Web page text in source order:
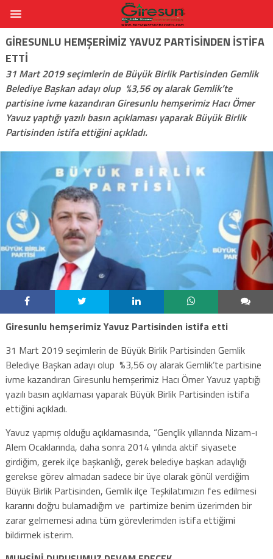
GIRESUNLU HEMŞERIMIZ YAVUZ PARTISINDEN ISTIFA
ETTI
31 Mart 2019 seçimlerin de Büyük Birlik Partisinden Gemlik
Belediye Başkan adayı olup %3,56 oy alarak Gemlik’te
partisine ivme kazandıran Giresunlu hemşerimiz Hacı Ömer
Yavuz yaptığı yazılı basın açıklaması yaparak Büyük Birlik
Partisinden istifa ettiğini açıkladı.
Giresunlu hemşerimiz Yavuz Partisinden istifa etti
31 Mart 2019 seçimlerin de Büyük Birlik Partisinden Gemlik
Belediye Başkan adayı olup %3,56 oy alarak Gemlik’te partisine
ivme kazandıran Giresunlu hemşerimiz Hacı Ömer Yavuz yaptığı
yazılı basın açıklaması yaparak Büyük Birlik Partisinden istifa
ettiğini açıkladı.
Yavuz yapmış olduğu açıklamasında, “Gençlik yıllarında Nizam-ı
Alem Ocaklarında, daha sonra 2014 yılında aktif siyasete
girdiğim, gerek ilçe başkanlığı, gerek belediye başkan adaylığı
gerekse görev almadan sadece bir üye olarak gönül verdiğim
Büyük Birlik Partisinden, Gemlik ilçe Teşkilatımızın fes edilmesi
kararını doğru bulamadığım ve partimize benim üzerimden bir
zarar gelmemesi adına tüm görevlerimden istifa ettiğimi
bildirmek isterim.